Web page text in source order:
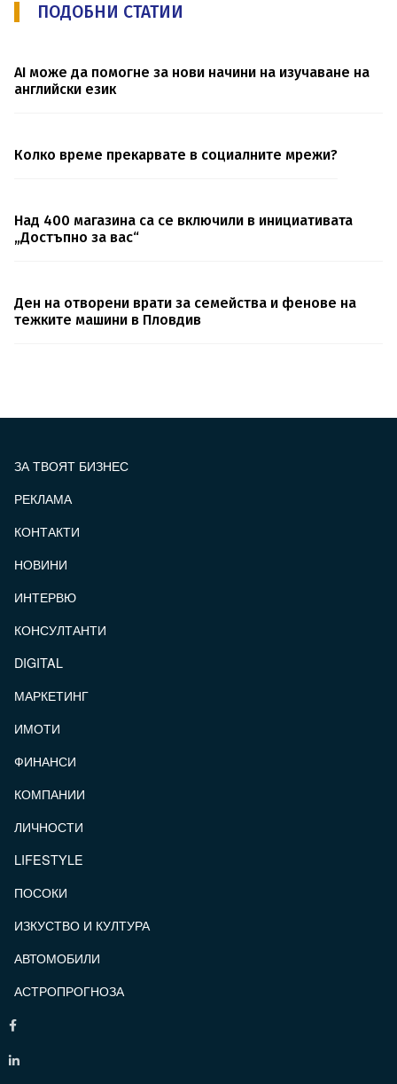
ПОДОБНИ СТАТИИ
AI може да помогне за нови начини на изучаване на
английски език
Колко време прекарвате в социалните мрежи?
Над 400 магазина са се включили в инициативата
„Достъпно за вас“
Ден на отворени врати за семейства и фенове на
тежките машини в Пловдив
ЗА ТВОЯТ БИЗНЕС
РЕКЛАМА
КОНТАКТИ
НОВИНИ
ИНТЕРВЮ
КОНСУЛТАНТИ
DIGITAL
МАРКЕТИНГ
ИМОТИ
ФИНАНСИ
КОМПАНИИ
ЛИЧНОСТИ
LIFESTYLE
ПОСОКИ
ИЗКУСТВО И КУЛТУРА
АВТОМОБИЛИ
АСТРОПРОГНОЗА